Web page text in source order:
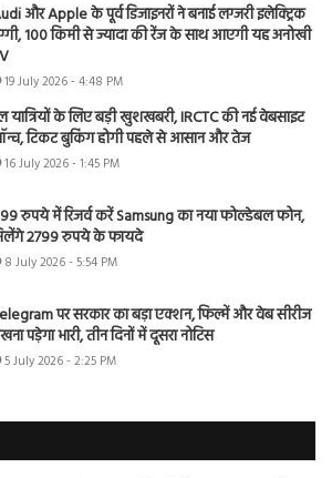
और Apple के पूर्व डिजाइनरों ने बनाई लग्जरी इलेक्ट्रिक
100 किमी से ज्यादा की रेंज के साथ आएगी यह अनोखी
19 July 2026 - 4:48 PM
यात्रियों के लिए बड़ी खुशखबरी, IRCTC की नई वेबसाइट
टिकट बुकिंग होगी पहले से आसान और तेज
16 July 2026 - 1:45 PM
रुपये में रिजर्व करें Samsung का नया फोल्डेबल फोन,
2799 रुपये के फायदे
8 July 2026 - 5:54 PM
पर सरकार का बड़ा एक्शन, फिल्में और वेब सीरीज
पड़ेगा भारी, तीन दिनों में दूसरा नोटिस
5 July 2026 - 2:25 PM